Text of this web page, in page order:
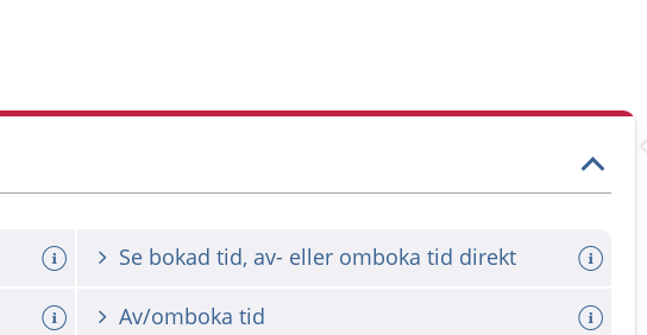
Se bokad tid, av- eller omboka tid direkt
Av/omboka tid